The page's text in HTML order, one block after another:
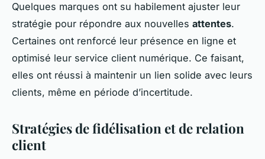
Quelques marques ont su habilement ajuster leur
stratégie pour répondre aux nouvelles attentes.
Certaines ont renforcé leur présence en ligne et
optimisé leur service client numérique. Ce faisant,
elles ont réussi à maintenir un lien solide avec leurs
clients, même en période d’incertitude.
Stratégies de fidélisation et de relation
client